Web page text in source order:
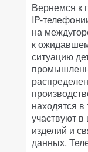
Вернемся к
IP-
на
к
ситуацию
находятся
участвуют в
изделий и
данных.